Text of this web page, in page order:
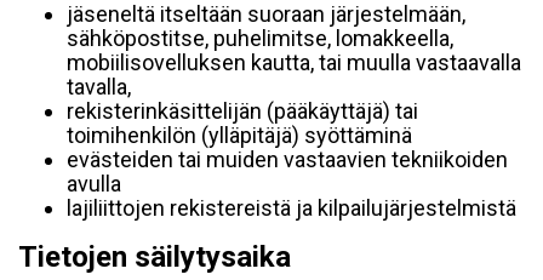
jäseneltä itseltään suoraan järjestelmään,
sähköpostitse, puhelimitse, lomakkeella,
mobiilisovelluksen kautta, tai muulla vastaavalla
tavalla,
rekisterinkäsittelijän (pääkäyttäjä) tai
toimihenkilön (ylläpitäjä) syöttäminä
evästeiden tai muiden vastaavien tekniikoiden
avulla
lajiliittojen rekistereistä ja kilpailujärjestelmistä
Tietojen säilytysaika